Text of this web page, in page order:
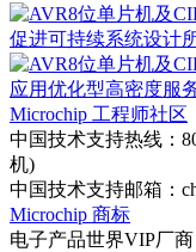
促进可持续系统设计
应用优化型高密度服
Microchip 工程师社区
中国技术支持热线：
机)
中国技术支持邮箱：
Microchip 商标
电子产品世界VIP厂商